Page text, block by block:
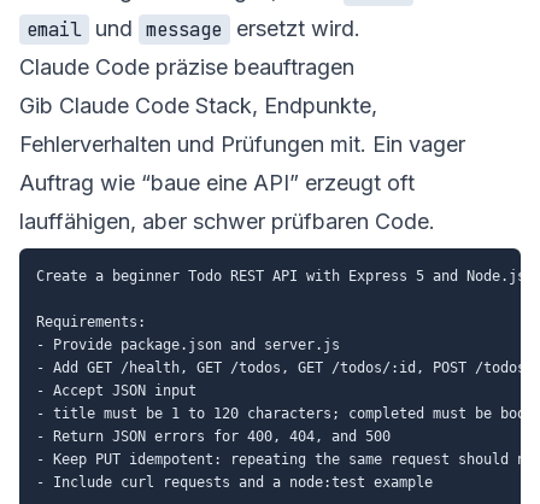
email
und message
ersetzt wird.
Claude Code präzise beauftragen
Gib Claude Code Stack, Endpunkte,
Fehlerverhalten und Prüfungen mit. Ein vager
Auftrag wie “baue eine API” erzeugt oft
lauffähigen, aber schwer prüfbaren Code.
Create a beginner Todo REST API with Express 5 and Node.js
Requirements:
- Provide package.json and server.js
- Add GET /health, GET /todos, GET /todos/:id, POST /
- Accept JSON input
- title must be 1 to 120 characters; completed must be
- Return JSON errors for 400, 404, and 500
- Keep PUT idempotent: repeating the same request should